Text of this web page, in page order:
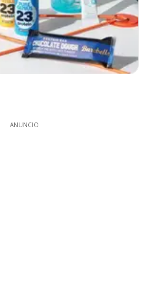
ANUNCIO